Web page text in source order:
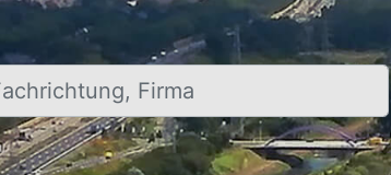
Firma